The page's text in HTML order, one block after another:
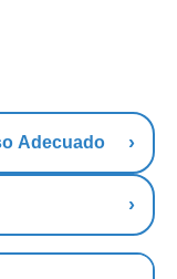
Adecuado